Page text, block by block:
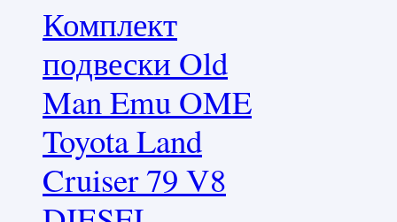
Комплект
подвески Old
Man Emu OME
Toyota Land
Cruiser 79 V8